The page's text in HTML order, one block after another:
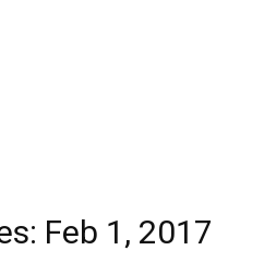
Feb 1, 2017